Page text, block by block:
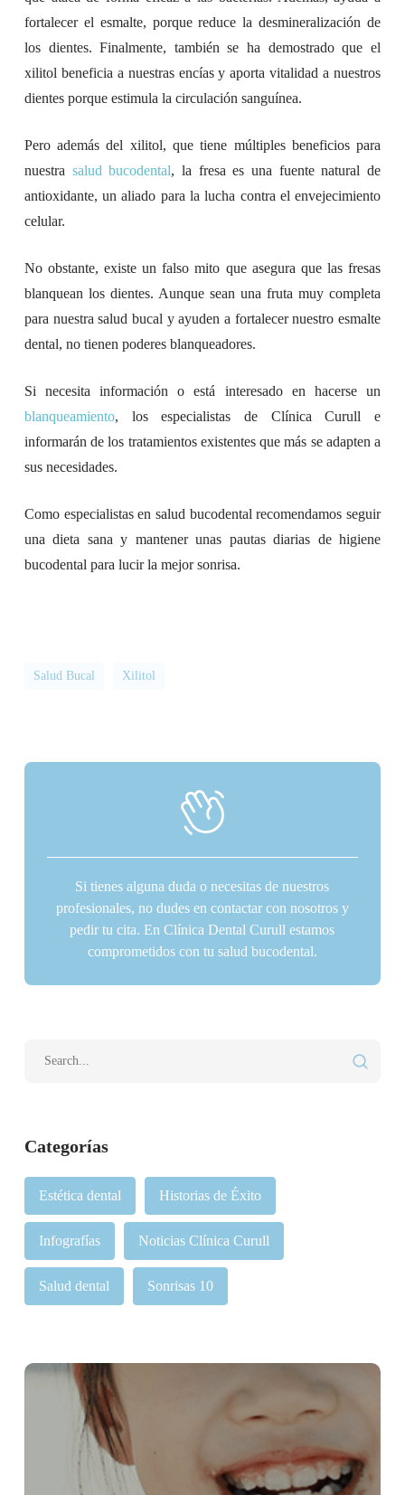
Categorías
Estética dental Historias de Éxito
Infografías Noticias Clínica Curull
Salud dental Sonrisas 10
fortalecer el esmalte, porque reduce la desmineralización de
los dientes. Finalmente, también se ha demostrado que el
xilitol beneficia a nuestras encías y aporta vitalidad a nuestros
dientes porque estimula la circulación sanguínea.
Pero además del xilitol, que tiene múltiples beneficios para
nuestra salud bucodental, la fresa es una fuente natural de
antioxidante, un aliado para la lucha contra el envejecimiento
celular.
No obstante, existe un falso mito que asegura que las fresas
blanquean los dientes. Aunque sean una fruta muy completa
para nuestra salud bucal y ayuden a fortalecer nuestro esmalte
dental, no tienen poderes blanqueadores.
Si necesita información o está interesado en hacerse un
blanqueamiento, los especialistas de Clínica Curull e
informarán de los tratamientos existentes que más se adapten a
sus necesidades.
Como especialistas en salud bucodental recomendamos seguir
una dieta sana y mantener unas pautas diarias de higiene
bucodental para lucir la mejor sonrisa.
Salud Bucal Xilitol
Si tienes alguna duda o necesitas de nuestros
profesionales, no dudes en contactar con nosotros y
pedir tu cita. En Clínica Dental Curull estamos
comprometidos con tu salud bucodental.